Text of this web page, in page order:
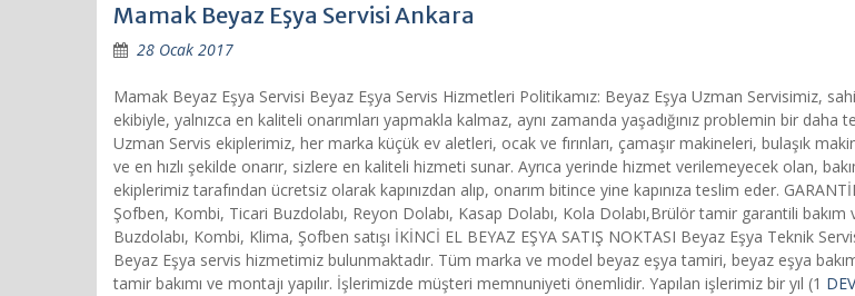
Mamak Beyaz Eşya Servisi Ankara
28 Ocak 2017
Mamak Beyaz Eşya Servisi Beyaz Eşya Servis Hizmetleri Politikamız: Beyaz Eşya Uzman Servisimiz,
ekibiyle, yalnızca en kaliteli onarımları yapmakla kalmaz, aynı zamanda yaşadığınız problemin bir daha
Uzman Servis ekiplerimiz, her marka küçük ev aletleri, ocak ve fırınları, çamaşır makineleri, bulaşık
ve en hızlı şekilde onarır, sizlere en kaliteli hizmeti sunar. Ayrıca yerinde hizmet verilemeyecek olan,
ekiplerimiz tarafından ücretsiz olarak kapınızdan alıp, onarım bitince yine kapınıza teslim eder.
Şofben, Kombi, Ticari Buzdolabı, Reyon Dolabı, Kasap Dolabı, Kola Dolabı,Brülör tamir garantili
Buzdolabı, Kombi, Klima, Şofben satışı İKİNCİ EL BEYAZ EŞYA SATIŞ NOKTASI Beyaz Eşya Teknik
Beyaz Eşya servis hizmetimiz bulunmaktadır. Tüm marka ve model beyaz eşya tamiri, beyaz eşya
tamir bakımı ve montajı yapılır. İşlerimizde müşteri memnuniyeti önemlidir. Yapılan işlerimiz bir yıl (1